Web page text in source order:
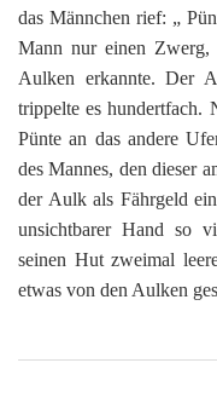
das Männchen rief: „
Mann nur einen Zwerg,
Aulken erkannte. Der
trippelte es hundertfach.
Pünte an das andere
des Mannes, den dieser
der Aulk als Fährgeld
unsichtbarer Hand so
seinen Hut zweimal
etwas von den Aulken